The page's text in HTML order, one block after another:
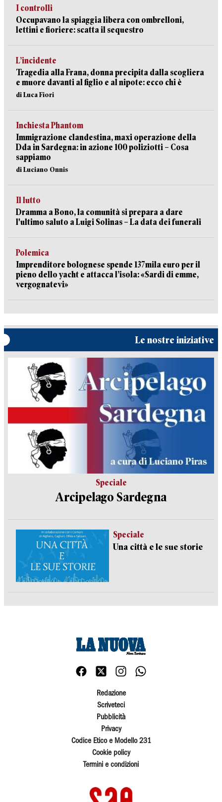
I controlli
Occupavano la spiaggia libera con ombrelloni,
lettini e fioriere: scatta il sequestro
L’incidente
Tragedia alla Frana, donna precipita dalla scogliera
e muore davanti al figlio e al nipote: ecco chi è
di Luca Fiori
Inchiesta Phantom
Immigrazione clandestina, maxi operazione della
Dda in Sardegna: in azione 100 poliziotti – Cosa
sappiamo
di Luciano Onnis
Il lutto
Dramma a Bono, la comunità si prepara a dare
l'ultimo saluto a Luigi Solinas – La data dei funerali
Polemica
Imprenditore bolognese spende 137mila euro per il
pieno dello yacht e attacca l’isola: «Sardi di emme,
vergognatevi»
Le nostre iniziative
Speciale
Arcipelago Sardegna
Speciale
Una città e le sue storie
Redazione
Scriveteci
Pubblicità
Privacy
Codice Etico e Modello 231
Cookie policy
Termini e condizioni